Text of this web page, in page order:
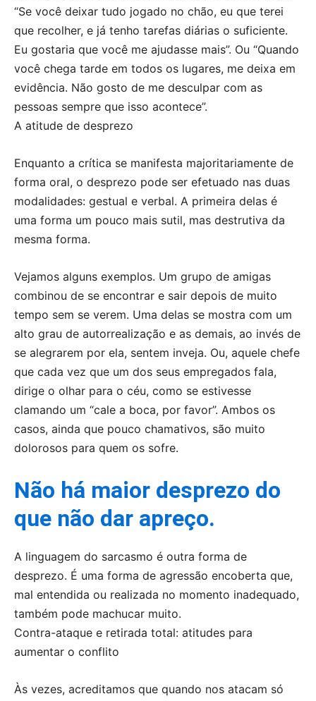
“Se você deixar tudo jogado no chão, eu que terei
que recolher, e já tenho tarefas diárias o suficiente.
Eu gostaria que você me ajudasse mais”. Ou “Quando
você chega tarde em todos os lugares, me deixa em
evidência. Não gosto de me desculpar com as
pessoas sempre que isso acontece”.
A atitude de desprezo
Enquanto a crítica se manifesta majoritariamente de
forma oral, o desprezo pode ser efetuado nas duas
modalidades: gestual e verbal. A primeira delas é
uma forma um pouco mais sutil, mas destrutiva da
mesma forma.
Vejamos alguns exemplos. Um grupo de amigas
combinou de se encontrar e sair depois de muito
tempo sem se verem. Uma delas se mostra com um
alto grau de autorrealização e as demais, ao invés de
se alegrarem por ela, sentem inveja. Ou, aquele chefe
que cada vez que um dos seus empregados fala,
dirige o olhar para o céu, como se estivesse
clamando um “cale a boca, por favor”. Ambos os
casos, ainda que pouco chamativos, são muito
dolorosos para quem os sofre.
Não há maior desprezo do
que não dar apreço.
A linguagem do sarcasmo é outra forma de
desprezo. É uma forma de agressão encoberta que,
mal entendida ou realizada no momento inadequado,
também pode machucar muito.
Contra-ataque e retirada total: atitudes para
aumentar o conflito
Às vezes, acreditamos que quando nos atacam só